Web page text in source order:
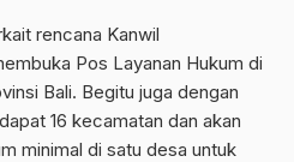
rencana Kanwil
Pos Layanan Hukum di
Bali. Begitu juga dengan
16 kecamatan dan akan
minimal di satu desa untuk